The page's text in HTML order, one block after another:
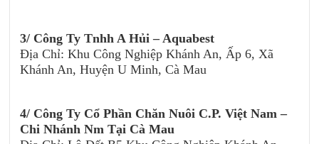
3/ Công Ty Tnhh A Hủi – Aquabest
Địa Chỉ: Khu Công Nghiệp Khánh An, Ấp 6, Xã
Khánh An, Huyện U Minh, Cà Mau
4/ Công Ty Cổ Phần Chăn Nuôi C.P. Việt Nam –
Chi Nhánh Nm Tại Cà Mau